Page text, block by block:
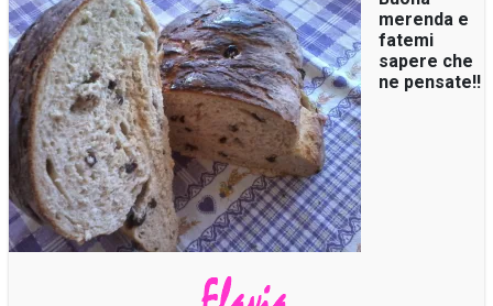
merenda e
fatemi
sapere che
ne pensate!!